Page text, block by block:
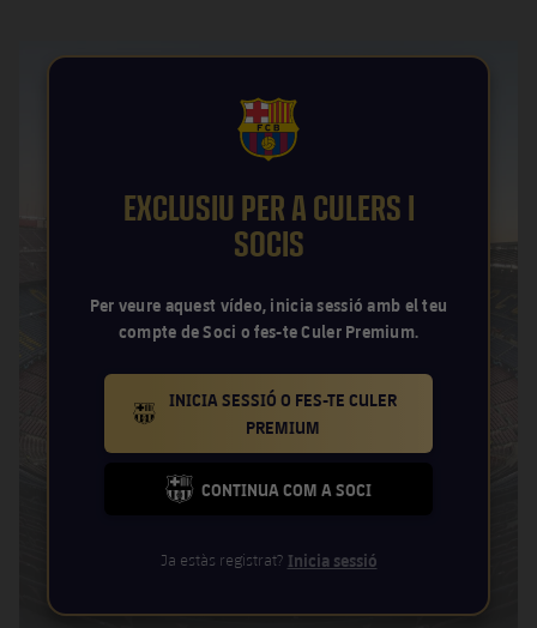
plusicon
més
Resultats
Fotos
Voleibol femení
plusicon
Apunta't a les amateurs
Carnet de l'Esportista Amateur
League of Legends
VALORANT Rising
VALORANT Game Changers
FCB Barcelona badge
EXCLUSIU PER A CULERS I
SOCIS
Per veure aquest vídeo, inicia sessió amb el teu
compte de Soci o fes-te Culer Premium.
BARCELONA BADGE GOLD
INICIA SESSIÓ O FES-TE CULER
PREMIUM
FC BARCELONA CLUB BADGE
CONTINUA COM A SOCI
Ja estàs registrat? Inicia sessió